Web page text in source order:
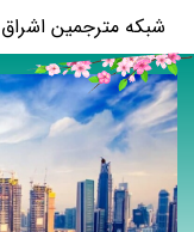
شبکه مترجمین اشراق